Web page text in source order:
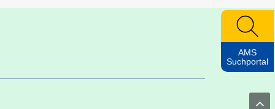
AMS
Suchportal